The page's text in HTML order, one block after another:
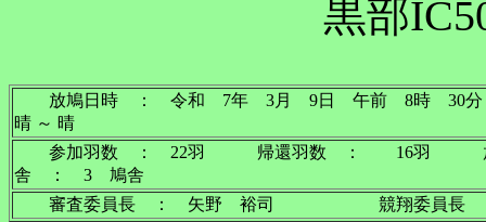
黒部
放鳩日時 ： 令和 7年 3月 9日 午前 8
晴 ～ 晴
参加羽数 ： 22羽 帰還羽数 ： 16羽 放
舎 ： 3 鳩舎
審査委員長 ： 矢野 裕司 競翔委員長